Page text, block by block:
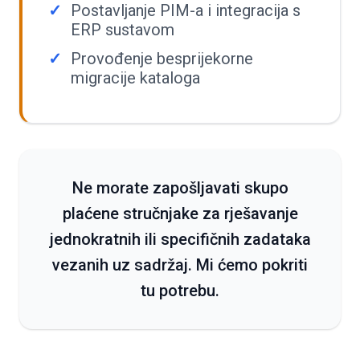
Postavljanje PIM-a i integracija s
ERP sustavom
Provođenje besprijekorne
migracije kataloga
Ne morate zapošljavati skupo
plaćene stručnjake za rješavanje
jednokratnih ili specifičnih zadataka
vezanih uz sadržaj. Mi ćemo pokriti
tu potrebu.